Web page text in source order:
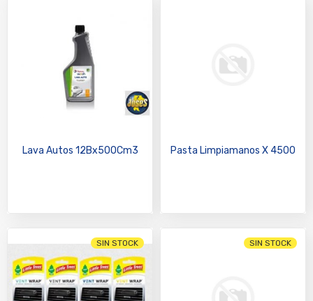
Lava Autos 12Bx500Cm3 Pasta Limpiamanos X 4500
SIN STOCK SIN STOCK